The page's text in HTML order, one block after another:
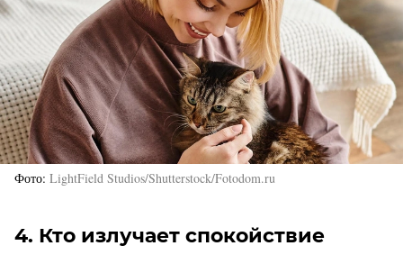
Фото LightField Studios/Shutterstock/Fotodom.ru
4. Кто излучает спокойствие